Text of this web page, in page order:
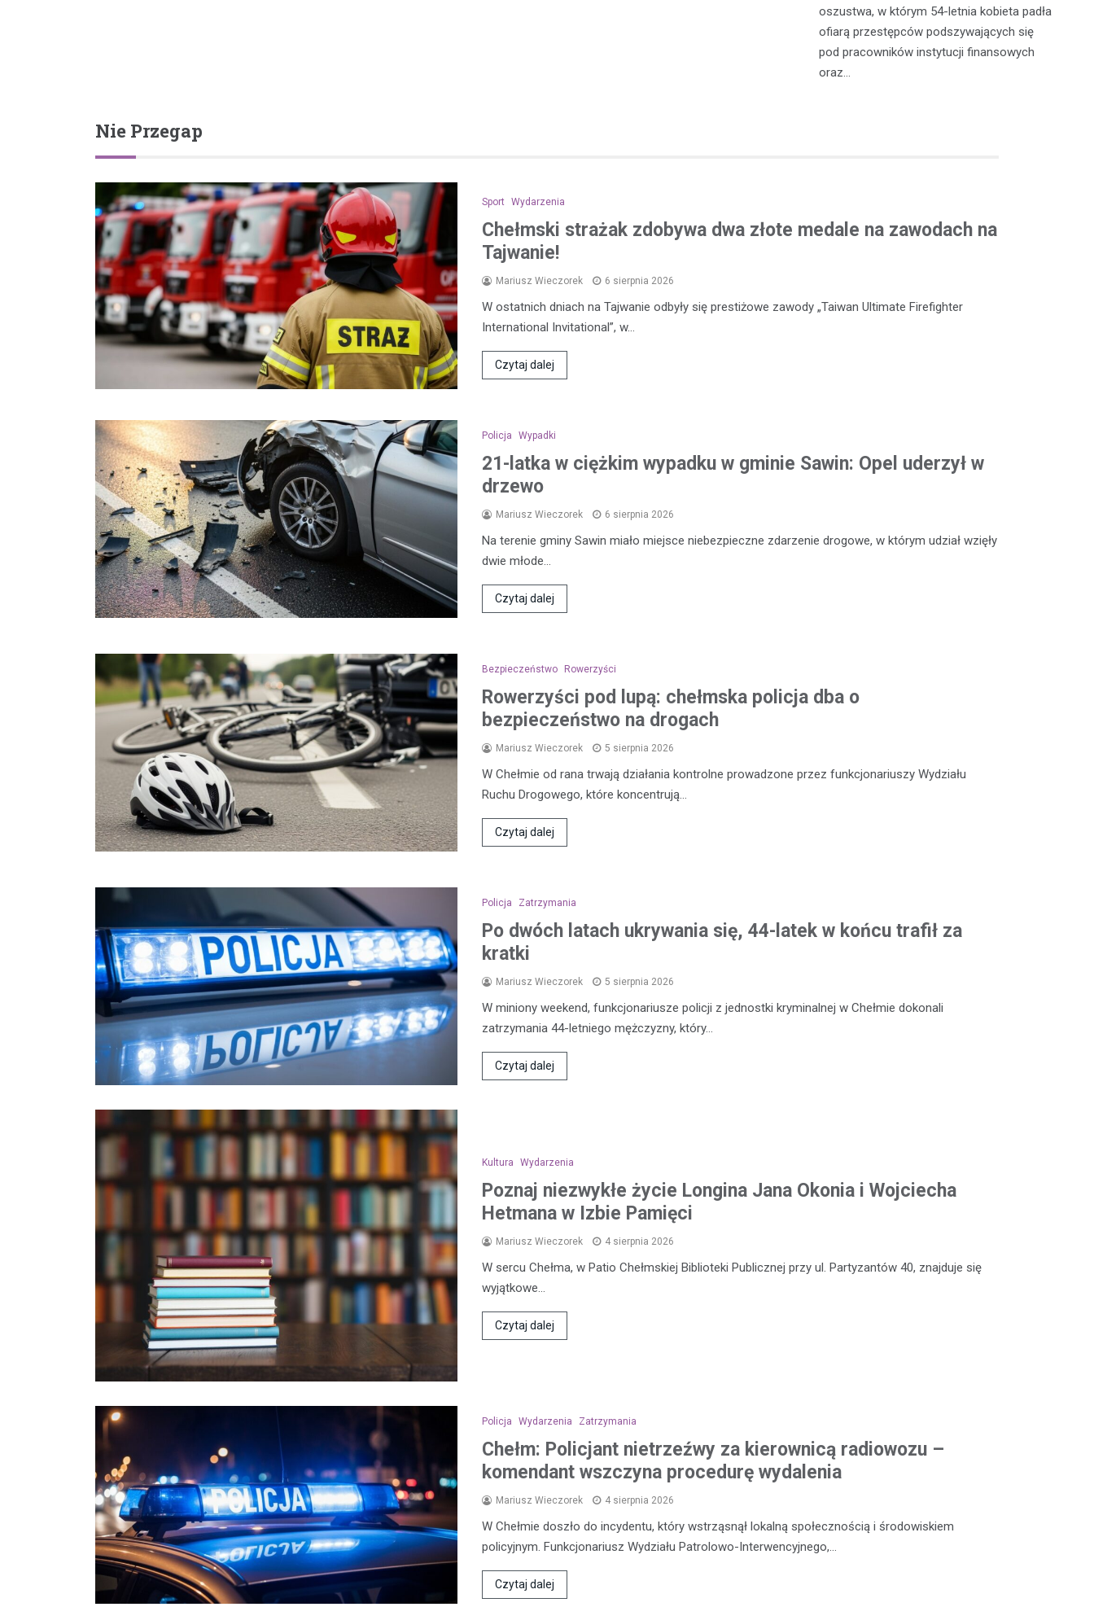
oszustwa, w którym 54-letnia kobieta padła
ofiarą przestępców podszywających się
pod pracowników instytucji finansowych
oraz…
Nie Przegap
Sport Wydarzenia
Chełmski strażak zdobywa dwa złote medale na zawodach na
Tajwanie!
Mariusz Wieczorek 6 sierpnia 2026
W ostatnich dniach na Tajwanie odbyły się prestiżowe zawody „Taiwan Ultimate Firefighter
International Invitational”, w…
Czytaj dalej
Policja Wypadki
21-latka w ciężkim wypadku w gminie Sawin: Opel uderzył w
drzewo
Mariusz Wieczorek 6 sierpnia 2026
Na terenie gminy Sawin miało miejsce niebezpieczne zdarzenie drogowe, w którym udział wzięły
dwie młode…
Czytaj dalej
Bezpieczeństwo Rowerzyści
Rowerzyści pod lupą: chełmska policja dba o
bezpieczeństwo na drogach
Mariusz Wieczorek 5 sierpnia 2026
W Chełmie od rana trwają działania kontrolne prowadzone przez funkcjonariuszy Wydziału
Ruchu Drogowego, które koncentrują…
Czytaj dalej
Policja Zatrzymania
Po dwóch latach ukrywania się, 44-latek w końcu trafił za
kratki
Mariusz Wieczorek 5 sierpnia 2026
W miniony weekend, funkcjonariusze policji z jednostki kryminalnej w Chełmie dokonali
zatrzymania 44-letniego mężczyzny, który…
Czytaj dalej
Kultura Wydarzenia
Poznaj niezwykłe życie Longina Jana Okonia i Wojciecha
Hetmana w Izbie Pamięci
Mariusz Wieczorek 4 sierpnia 2026
W sercu Chełma, w Patio Chełmskiej Biblioteki Publicznej przy ul. Partyzantów 40, znajduje się
wyjątkowe…
Czytaj dalej
Policja Wydarzenia Zatrzymania
Chełm: Policjant nietrzeźwy za kierownicą radiowozu –
komendant wszczyna procedurę wydalenia
Mariusz Wieczorek 4 sierpnia 2026
W Chełmie doszło do incydentu, który wstrząsnął lokalną społecznością i środowiskiem
policyjnym. Funkcjonariusz Wydziału Patrolowo-Interwencyjnego,…
Czytaj dalej